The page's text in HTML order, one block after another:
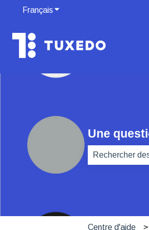
Français Afficher le sous-menu
Une
Centre d'aide